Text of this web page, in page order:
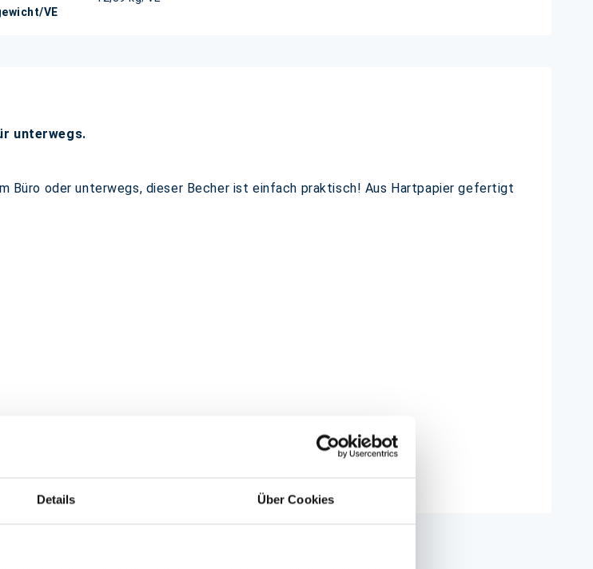
Details Über Cookies
VE
unterwegs.
oder unterwegs, dieser Becher ist einfach praktisch! Aus Hartpapier gefertigt